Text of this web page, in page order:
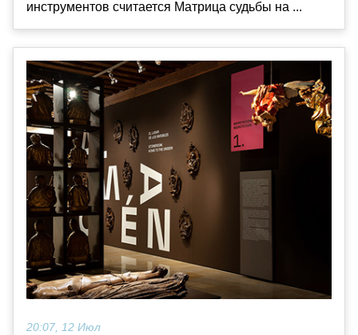
инструментов считается Матрица судьбы на ...
20:07, 12 Июл